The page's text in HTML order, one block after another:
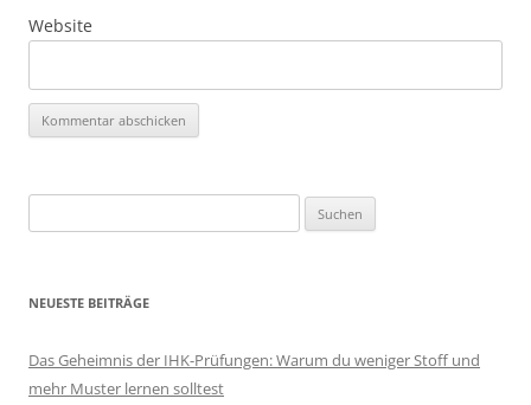
Website
nach:
NEUESTE BEITRÄGE
Das Geheimnis der IHK-Prüfungen: Warum du weniger Stoff und
mehr Muster lernen solltest